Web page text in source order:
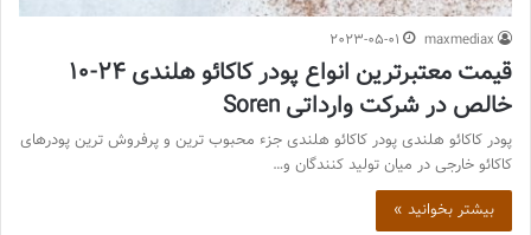
maxmediax
2023-05-01
قیمت معتبرترین انواع پودر کاکائو هلندی 24-10
خالص در شرکت وارداتی Soren
پودر کاکائو هلندی پودر کاکائو هلندی جزء محبوب ترین و پرفروش ترین پودرهای
کاکائو خارجی در میان تولید کنندگان و…
بیشتر بخوانید »